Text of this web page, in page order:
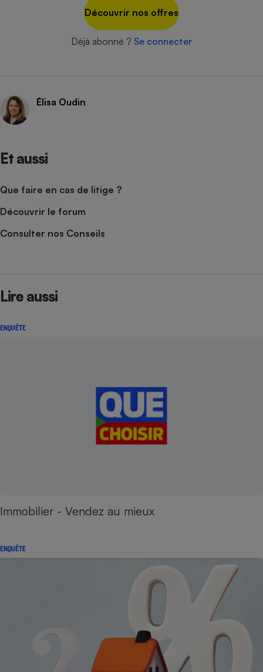
Découvrir nos offres
Déjà abonné ? Se connecter
Élisa Oudin
Et aussi
Que faire en cas de litige ?
Découvrir le forum
Consulter nos Conseils
Lire aussi
ENQUÊTE
Immobilier - Vendez au mieux
ENQUÊTE
Robot ménager